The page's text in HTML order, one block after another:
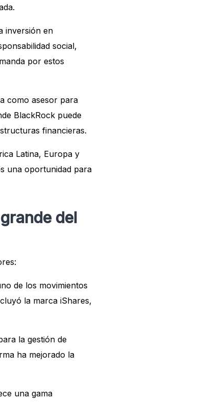
inversión en
social,
por estos
como asesor para
BlackRock puede
financieras.
Latina, Europa y
una oportunidad para
del
de los movimientos
la marca iShares,
la gestión de
ha mejorado la
una gama